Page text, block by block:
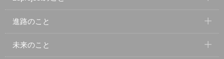
進路のこと
未来のこと